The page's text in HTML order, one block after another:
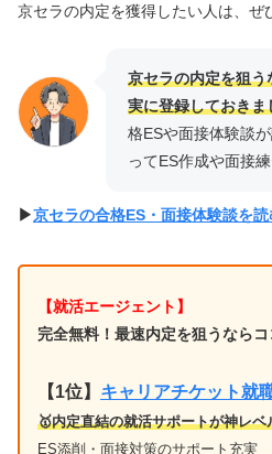
京セラの内定を獲得したい人は、ぜ
京セラの内定を狙う
実に登録しておきま
格ESや面接体験談
ってES作成や面接
▶︎京セラの合格ES・面接体験談を読
【就活エージェント】
完全無料！最速内定を狙うならコ
【1位】 キャリアチケット就
🥇内定直結の就活サポートが神レベ
ES添削・面接対策のサポート充実